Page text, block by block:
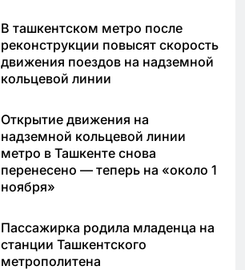
В ташкентском метро после
реконструкции повысят скорость
движения поездов на надземной
кольцевой линии
Открытие движения на
надземной кольцевой линии
метро в Ташкенте снова
перенесено — теперь на «около 1
ноября»
Пассажирка родила младенца на
станции Ташкентского
метрополитена